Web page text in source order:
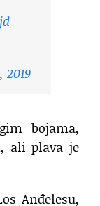
2019
bojama,
ali plava je
Anđelesu,